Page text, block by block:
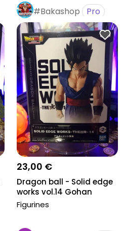
#Bakashop Pro
23,00 €
Dragon ball - Solid edge
works vol.14 Gohan
super...
Figurines